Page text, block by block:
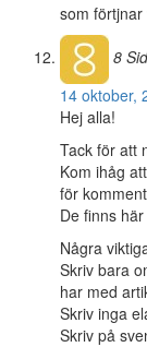
som
8
14 oktober,
Hej alla!
Tack för att
Kom ihåg
för
De finns
Några
Skriv bara
har med
Skriv inga
Skriv på